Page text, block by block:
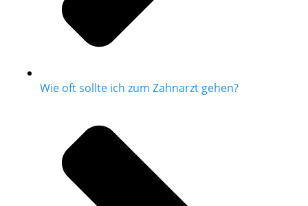
Wie oft sollte ich zum Zahnarzt gehen?